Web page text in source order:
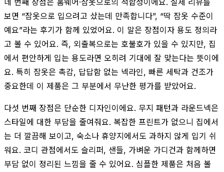
보면 “잠옷으로 입으려고 샀는데 만족합니다”, “딱 잠옷 수준이
예요”라는 후기가 함께 있었어요. 이 말은 장점이자 용도 정의라
고 볼 수 있어요. 즉, 외출복으로는 호불호가 있을 수 있지만, 집
에서 편안하게 입는 용도라면 오히려 기대에 잘 맞는다는 뜻이에
요. 특히 잠옷은 촉감, 답답함 없는 넥라인, 빠른 세탁과 건조가
중요한데 이 제품은 그 부분에서 무난한 평가를 받았어요.
다섯 번째 장점은 단순한 디자인이에요. 무지 패턴과 라운드넥은
스타일에 대한 부담을 줄여줘요. 복잡한 프린트가 없으니 집에서
는 더 깔끔해 보이고, 숙소나 휴양지에서도 과하지 않게 입기 쉬
워요. 코디 관점에서도 슬리퍼, 샌들, 가벼운 가디건과 함께하면
부담 없이 정리된 느낌을 줄 수 있어요. 심플한 제품은 처음 볼